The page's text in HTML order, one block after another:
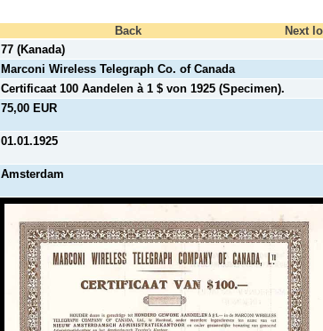
Back
Next
77 (Kanada)
Marconi Wireless Telegraph Co. of Canada
Certificaat 100 Aandelen à 1 $ von 1925 (Specimen).
75,00 EUR
01.01.1925
Amsterdam